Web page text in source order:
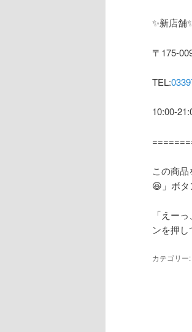
✨新店舗
〒 175-
TEL:
10:00-
この商品
😆 」ボタ
「えー
ンを押し
カテゴリー: